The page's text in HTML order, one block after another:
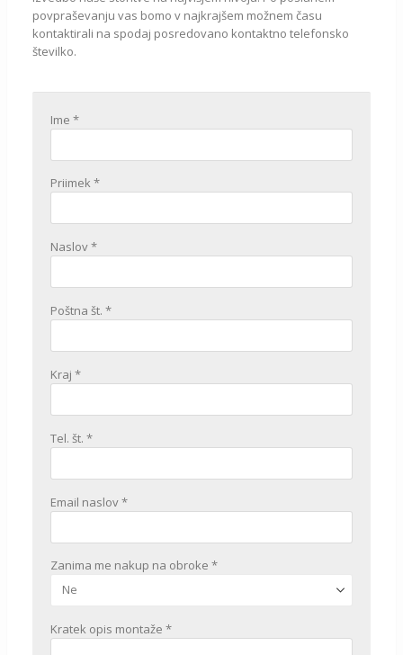
povpraševanju vas bomo v najkrajšem možnem času
kontaktirali na spodaj posredovano kontaktno telefonsko
številko.
Ime *
Priimek *
Naslov *
Poštna št. *
Kraj *
Tel. št. *
Email naslov *
Zanima me nakup na obroke *
Kratek opis montaže *